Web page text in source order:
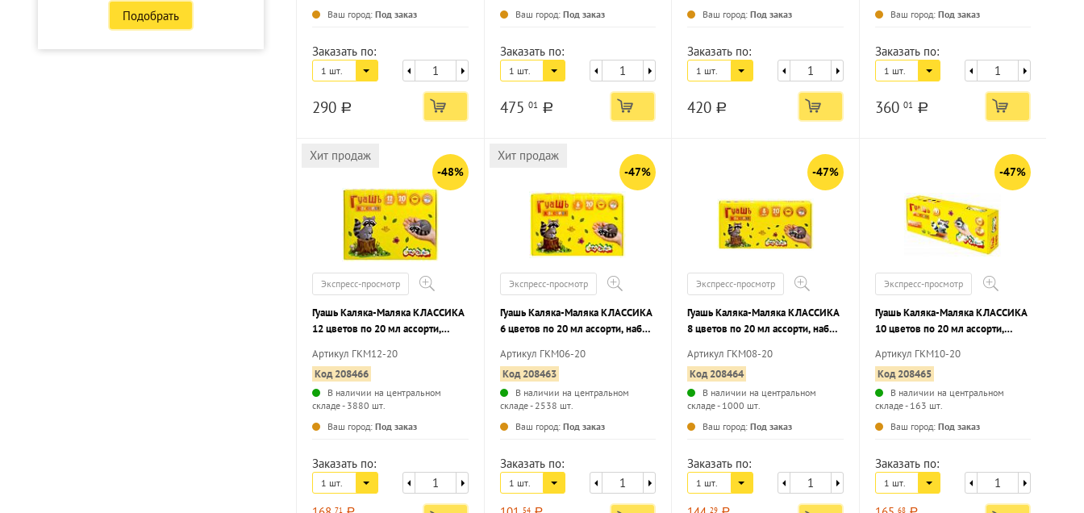
Подобрать
Ваш город: Под заказ
Заказать по:
1 шт.
290 a
Ваш город: Под заказ
Заказать по:
1 шт.
475 01 a
Ваш город: Под заказ
Заказать по:
1 шт.
420 a
Ваш город: Под заказ
Заказать по:
1 шт.
360 01 a
Хит продаж
-48%
Экспресс-просмотр
Гуашь Каляка-Маляка КЛАССИКА
12 цветов по 20 мл ассорти,
Артикул ГКМ12-20
Код 208466
В наличии на центральном
складе - 3880 шт.
Ваш город: Под заказ
Заказать по:
1 шт.
71
Хит продаж
-47%
Экспресс-просмотр
Гуашь Каляка-Маляка КЛАССИКА
6 цветов по 20 мл ассорти, набор
Артикул ГКМ06-20
Код 208463
В наличии на центральном
складе - 2538 шт.
Ваш город: Под заказ
Заказать по:
1 шт.
54
-47%
Экспресс-просмотр
Гуашь Каляка-Маляка КЛАССИКА
8 цветов по 20 мл ассорти, набор
Артикул ГКМ08-20
Код 208464
В наличии на центральном
складе - 1000 шт.
Ваш город: Под заказ
Заказать по:
1 шт.
29
-47%
Экспресс-просмотр
Гуашь Каляка-Маляка КЛАССИКА
10 цветов по 20 мл ассорти,
Артикул ГКМ10-20
Код 208465
В наличии на центральном
складе - 163 шт.
Ваш город: Под заказ
Заказать по:
1 шт.
68